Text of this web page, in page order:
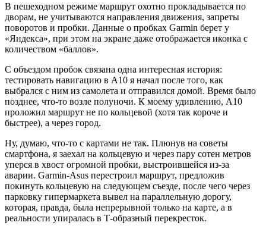
В пешеходном режиме маршрут охотно прокладывается по
дворам, не учитываются направления движения, запреты
поворотов и пробки. Данные о пробках Garmin берет у
«Яндекса», при этом на экране даже отображается иконка с
количеством «баллов».
С объездом пробок связана одна интересная история:
тестировать навигацию в A10 я начал после того, как
выбрался с ним из самолета и отправился домой. Время было
позднее, что-то возле полуночи. К моему удивлению, A10
проложил маршрут не по кольцевой (хотя так короче и
быстрее), а через город.
Ну, думаю, что-то с картами не так. Плюнув на советы
смартфона, я заехал на кольцевую и через пару сотен метров
уперся в хвост огромной пробки, выстроившейся из-за
аварии. Garmin-Asus перестроил маршрут, предложив
покинуть кольцевую на следующем съезде, после чего через
парковку гипермаркета вывел на параллельную дорогу,
которая, правда, была непрерывной только на карте, а в
реальности упиралась в Т-образный перекресток.